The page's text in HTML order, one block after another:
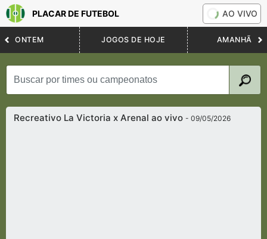
PLACAR DE FUTEBOL AO VIVO
ONTEM JOGOS DE HOJE AMANHÃ
Recreativo La Victoria x Arenal ao vivo- 09/05/2026